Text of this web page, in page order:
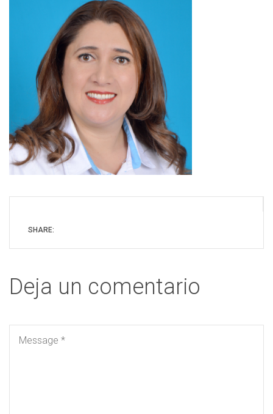
SHARE:
Deja un comentario